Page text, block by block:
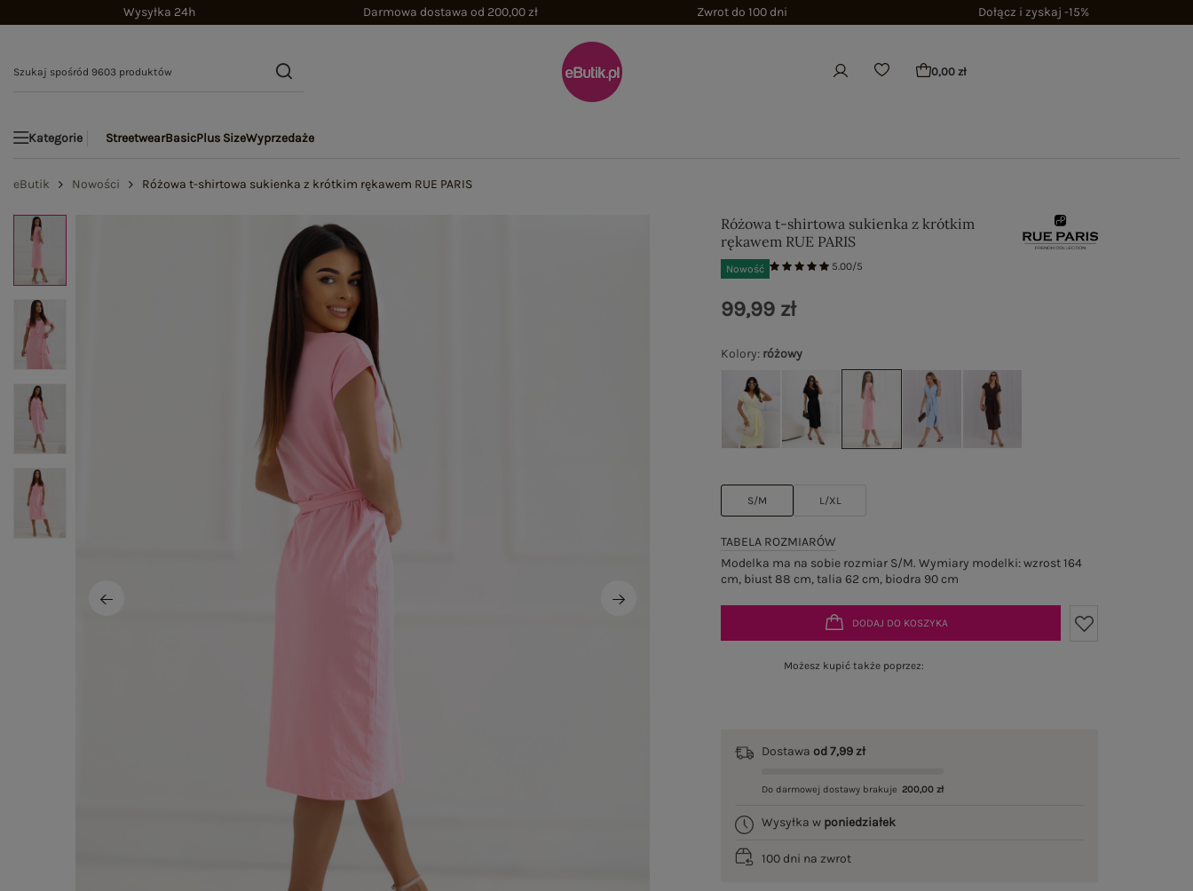
Wysyłka 24h Darmowa dostawa od 200,00 zł Zwrot do 100 dni Dołącz i zyskaj -15%
0,00 zł
Kategorie StreetwearBasicPlus SizeWyprzedaże
eButik Nowości Różowa t-shirtowa sukienka z krótkim rękawem RUE PARIS
Różowa t-shirtowa sukienka z krótkim
rękawem RUE PARIS
Nowość 5.00/5
Kolory: różowy
S/M L/XL
TABELA ROZMIARÓW
Modelka ma na sobie rozmiar S/M. Wymiary modelki: wzrost 164
cm, biust 88 cm, talia 62 cm, biodra 90 cm
99,99 zł
DODAJ DO KOSZYKA
Możesz kupić także poprzez:
Dostawaod 7,99 zł
Do darmowej dostawy brakuje 200,00 zł
Wysyłka w poniedziałek
100 dni na zwrot